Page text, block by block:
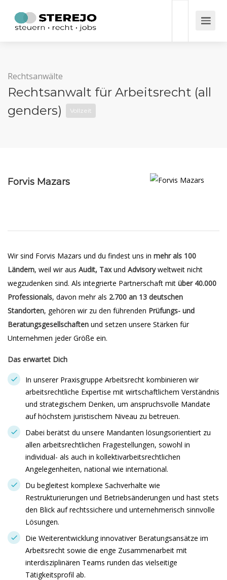
Rechtsanwälte
Rechtsanwalt für Arbeitsrecht (all
genders)
Vollzeit
Forvis Mazars
Wir sind Forvis Mazars und du findest uns in mehr als 100
Ländern, weil wir aus Audit, Taxund Advisoryweltweit nicht
wegzudenken sind. Als integrierte Partnerschaft mit über 40.000
Professionals, davon mehr als 2.700 an 13 deutschen
Standorten, gehören wir zu den führenden Prüfungs- und
Beratungsgesellschaften und setzen unsere Stärken für
Unternehmen jeder Größe ein.
Das erwartet Dich
In unserer Praxisgruppe Arbeitsrecht kombinieren wir
arbeitsrechtliche Expertise mit wirtschaftlichem Verständnis
und strategischem Denken, um anspruchsvolle Mandate
auf höchstem juristischem Niveau zu betreuen.
Dabei berätst du unsere Mandanten lösungsorientiert zu
allen arbeitsrechtlichen Fragestellungen, sowohl in
individual- als auch in kollektivarbeitsrechtlichen
Angelegenheiten, national wie international.
Du begleitest komplexe Sachverhalte wie
Restrukturierungen und Betriebsänderungen und hast stets
den Blick auf rechtssichere und unternehmerisch sinnvolle
Lösungen.
Die Weiterentwicklung innovativer Beratungsansätze im
Arbeitsrecht sowie die enge Zusammenarbeit mit
interdisziplinären Teams runden das vielseitige
Tätigkeitsprofil ab.